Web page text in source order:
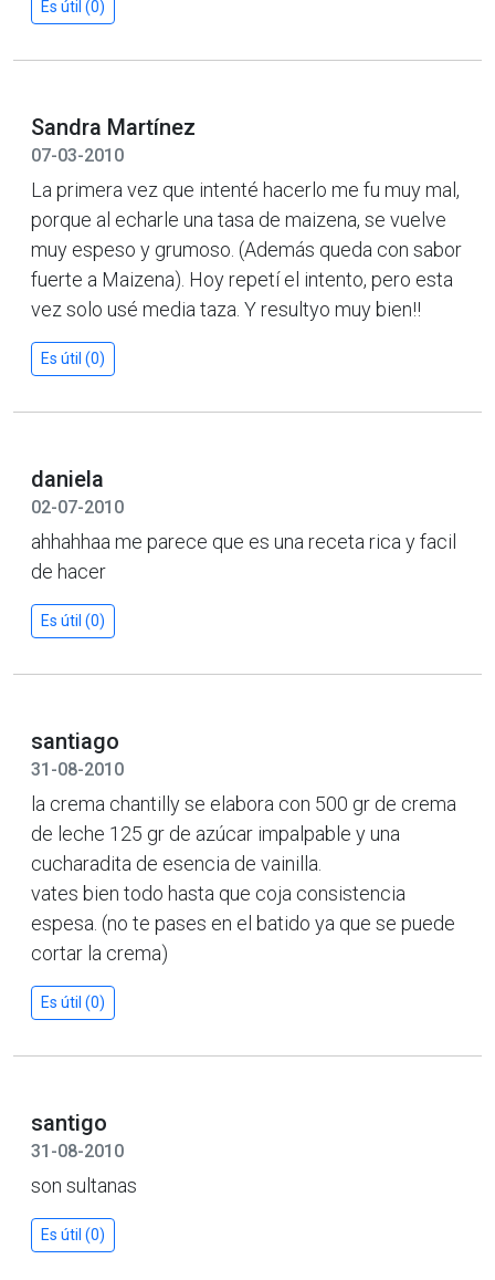
Es útil (0)
Sandra Martínez
07-03-2010
La primera vez que intenté hacerlo me fu muy mal,
porque al echarle una tasa de maizena, se vuelve
muy espeso y grumoso. (Además queda con sabor
fuerte a Maizena). Hoy repetí el intento, pero esta
vez solo usé media taza. Y resultyo muy bien!!
Es útil (0)
daniela
02-07-2010
ahhahhaa me parece que es una receta rica y facil
de hacer
Es útil (0)
santiago
31-08-2010
la crema chantilly se elabora con 500 gr de crema
de leche 125 gr de azúcar impalpable y una
cucharadita de esencia de vainilla.
vates bien todo hasta que coja consistencia
espesa. (no te pases en el batido ya que se puede
cortar la crema)
Es útil (0)
santigo
31-08-2010
son sultanas
Es útil (0)